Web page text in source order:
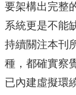
要架構出完整
系統更是不能
持續關注本刊
種，都確實察
已內建虛擬環